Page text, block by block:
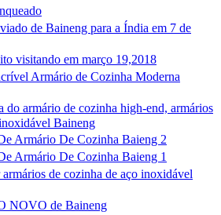
de Baineng para a Índia em 7 de
visitando em março 19,2018
Armário de Cozinha Moderna
do armário de cozinha high-end, armários
Baineng
Armário De Cozinha Baieng 2
Armário De Cozinha Baieng 1
de cozinha de aço inoxidável
NOVO de Baineng